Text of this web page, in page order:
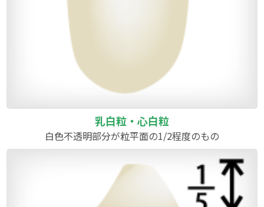
乳白粒・心白粒
白色不透明部分が粒平面の1/2程度のもの